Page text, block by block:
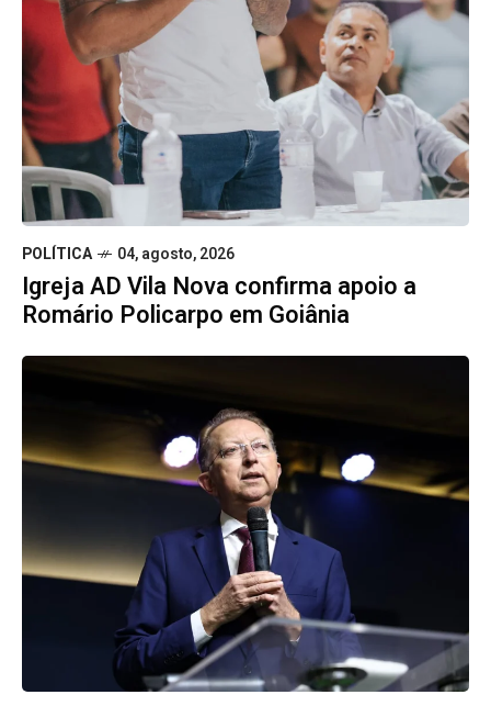
POLÍTICA 04, agosto, 2026
Igreja AD Vila Nova confirma apoio a
Romário Policarpo em Goiânia